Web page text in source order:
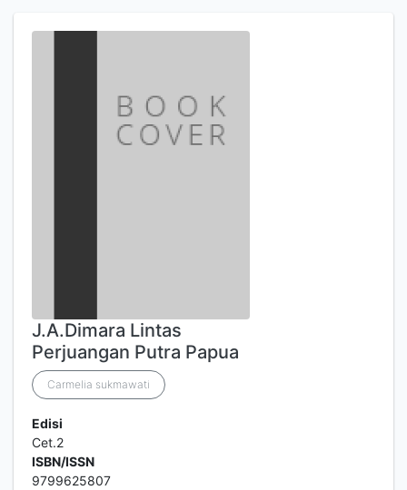
J.A.Dimara Lintas
Perjuangan Putra Papua
Carmelia sukmawati
Edisi
Cet.2
ISBN/ISSN
9799625807